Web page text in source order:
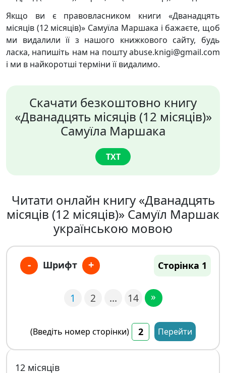
Якщо ви є правовласником книги «Дванадцять
місяців (12 місяців)» Самуїла Маршака і бажаєте, щоб
ми видалили її з нашого книжкового сайту, будь
ласка, напишіть нам на пошту abuse.knigi@gmail.com
і ми в найкоротші терміни її видалимо.
Скачати безкоштовно книгу
«Дванадцять місяців (12 місяців)»
Самуїла Маршака
TXT
Читати онлайн книгу «Дванадцять
місяців (12 місяців)» Самуїл Маршак
українською мовою
- Шрифт + Сторінка 1
1 2 … 14 »
(Введіть номер сторінки) Перейти
12 місяців